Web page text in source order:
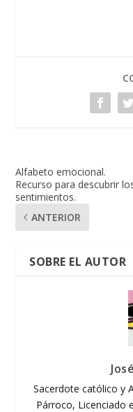
Alfabeto emocional.
Recurso para descubrir
sentimientos.
ANTERIOR
SOBRE EL AUTOR
Sacerdote católico y
Párroco, Licenciado